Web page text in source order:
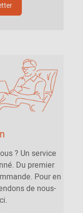
? Un service
Du premier
Pour en
de nous-